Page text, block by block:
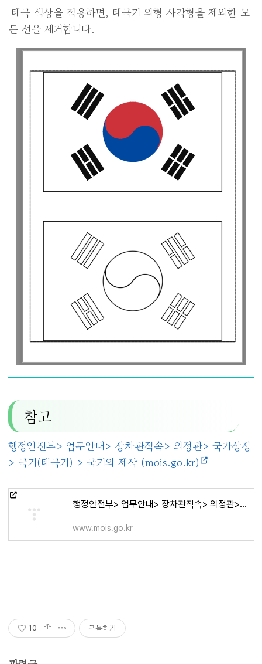
태극 색상을 적용하면, 태극기 외형 사각형을 제외한 모
든 선을 제거합니다.
참고
행정안전부> 업무안내> 장차관직속> 의정관> 국가상징
> 국기(태극기) > 국기의 제작 (mois.go.kr)
행정안전부> 업무안내> 장차관직속> 의정관> 국가상징
www.mois.go.kr
10 구독하기